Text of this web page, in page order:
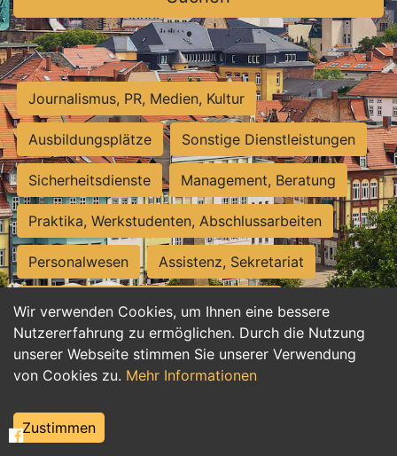
Wir verwenden Cookies, um Ihnen eine bessere
Nutzererfahrung zu ermöglichen. Durch die Nutzung
unserer Webseite stimmen Sie unserer Verwendung
von Cookies zu. Mehr Informationen
Zustimmen
Journalismus, PR, Medien, Kultur
Ausbildungsplätze Sonstige Dienstleistungen
Sicherheitsdienste Management, Beratung
Praktika, Werkstudenten, Abschlussarbeiten
Personalwesen Assistenz, Sekretariat
Hilfskräfte, Aushilfs- und Nebenjobs
Einkauf, Logistik, Materialwirtschaft
Weiterbildung, Studium, duale Ausbildung
Tourismus